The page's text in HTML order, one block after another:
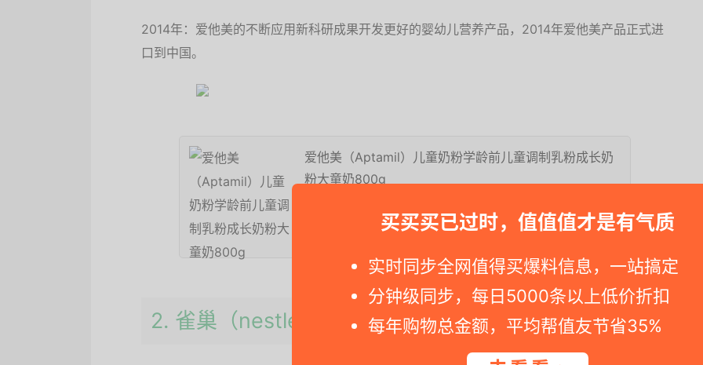
买买买已过时，值值值才是有气质
实时同步全网值得买爆料信息，一站搞定
分钟级同步，每日5000条以上低价折扣
每年购物总金额，平均帮值友节省35%
2014年：爱他美的不断应用新科研成果开发更好的婴幼儿营养产品，2014年爱他美产品正式进
口到中国。
爱他美（Aptamil）儿童奶粉学龄前儿童调制乳粉成长奶
粉大童奶800g
>
2. 雀巢（nestle）